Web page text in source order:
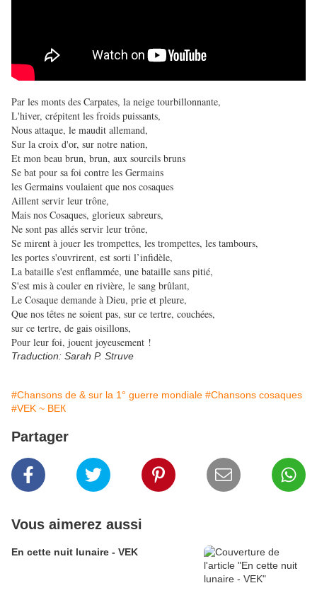
Par les monts des Carpates, la neige tourbillonnante,
L'hiver, crépitent les froids puissants,
Nous attaque, le maudit allemand,
Sur la croix d'or, sur notre nation,
Et mon beau brun, brun, aux sourcils bruns
Se bat pour sa foi contre les Germains
les Germains voulaient que nos cosaques
Aillent servir leur trône,
Mais nos Cosaques, glorieux sabreurs,
Ne sont pas allés servir leur trône,
Se mirent à jouer les trompettes, les trompettes, les tambours,
les portes s'ouvrirent, est sorti l’infidèle,
La bataille s'est enflammée, une bataille sans pitié,
S'est mis à couler en rivière, le sang brûlant,
Le Cosaque demande à Dieu, prie et pleure,
Que nos têtes ne soient pas, sur ce tertre, couchées,
sur ce tertre, de gais oisillons,
Pour leur foi, jouent joyeusement !
Traduction: Sarah P. Struve
#Chansons de & sur la 1° guerre mondiale #Chansons cosaques
#VEK ~ ВЕК
Partager
Vous aimerez aussi
En cette nuit lunaire - VEK